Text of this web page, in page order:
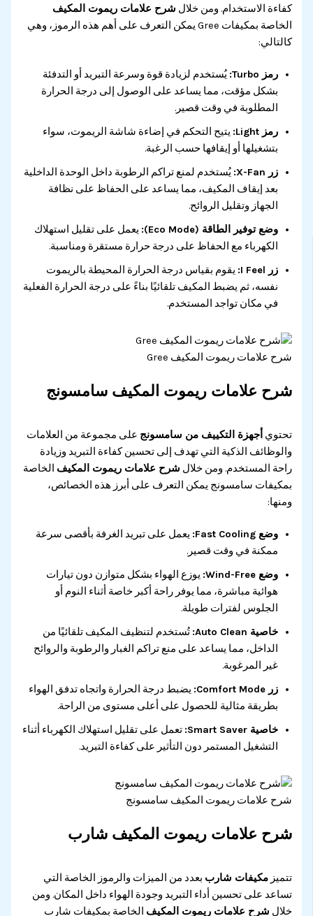
كفاءة الاستخدام. ومن خلال شرح علامات ريموت المكيف
الخاصة بمكيفات Gree يمكن التعرف على أهم هذه الرموز، وهي
كالتالي:
رمز Turbo:
يُستخدم لزيادة قوة وسرعة التبريد أو التدفئة
بشكل مؤقت، مما يساعد على الوصول إلى درجة الحرارة
المطلوبة في وقت قصير.
رمز Light:
يتيح التحكم في إضاءة شاشة الريموت، سواء
بتشغيلها أو إيقافها حسب الرغبة.
زر X-Fan:
يُستخدم لمنع تراكم الرطوبة داخل الوحدة الداخلية
بعد إيقاف المكيف، مما يساعد على الحفاظ على نظافة
الجهاز وتقليل الروائح.
وضع توفير الطاقة (Eco Mode):
يعمل على تقليل استهلاك
الكهرباء مع الحفاظ على درجة حرارة مستقرة ومناسبة.
زر I Feel:
يقوم بقياس درجة الحرارة المحيطة بالريموت
نفسه، ثم يضبط المكيف تلقائيًا بناءً على درجة الحرارة الفعلية
في مكان تواجد المستخدم.
شرح علامات ريموت المكيف Gree
شرح علامات ريموت المكيف سامسونج
تحتوي أجهزة التكييف من سامسونج على مجموعة من العلامات
والوظائف الذكية التي تهدف إلى تحسين كفاءة التبريد وزيادة
راحة المستخدم. ومن خلال شرح علامات ريموت المكيف الخاصة
بمكيفات سامسونج يمكن التعرف على أبرز هذه الخصائص،
ومنها:
وضع Fast Cooling:
يعمل على تبريد الغرفة بأقصى سرعة
ممكنة في وقت قصير.
وضع Wind-Free:
يوزع الهواء بشكل متوازن دون تيارات
هوائية مباشرة، مما يوفر راحة أكبر خاصة أثناء النوم أو
الجلوس لفترات طويلة.
خاصية Auto Clean:
تُستخدم لتنظيف المكيف تلقائيًا من
الداخل، مما يساعد على منع تراكم الغبار والرطوبة والروائح
غير المرغوبة.
زر Comfort Mode:
يضبط درجة الحرارة واتجاه تدفق الهواء
بطريقة مثالية للحصول على أعلى مستوى من الراحة.
خاصية Smart Saver:
تعمل على تقليل استهلاك الكهرباء أثناء
التشغيل المستمر دون التأثير على كفاءة التبريد.
شرح علامات ريموت المكيف سامسونج
شرح علامات ريموت المكيف شارب
تتميزمكيفات شارب بعدد من الميزات والرموز الخاصة التي
تساعد على تحسين أداء التبريد وجودة الهواء داخل المكان. ومن
خلال شرح علامات ريموت المكيف الخاصة بمكيفات شارب